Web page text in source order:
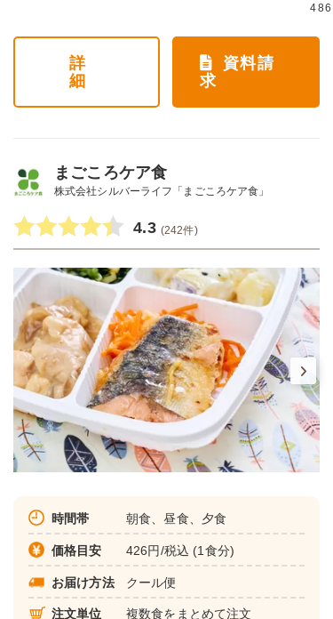
詳
細
資料請
求
まごころケア食
株式会社シルバーライフ「まごころケア食」
4.3 (242件)
時間帯 朝食、昼食、夕食
価格目安 426円/税込 (1食分)
お届け方法 クール便
注文単位 複数食をまとめて注文